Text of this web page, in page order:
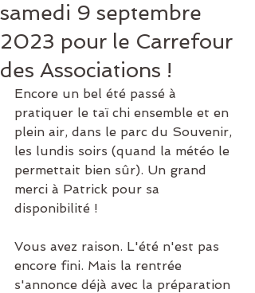
samedi 9 septembre
2023 pour le Carrefour
des Associations !
Encore un bel été passé à
pratiquer le taï chi ensemble et en
plein air, dans le parc du Souvenir,
les lundis soirs (quand la météo le
permettait bien sûr). Un grand
merci à Patrick pour sa
disponibilité !
Vous avez raison. L'été n'est pas
encore fini. Mais la rentrée
s'annonce déjà avec la préparation